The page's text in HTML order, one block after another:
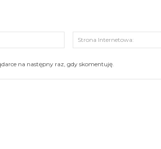
mail:
na następny raz, gdy skomentuję.